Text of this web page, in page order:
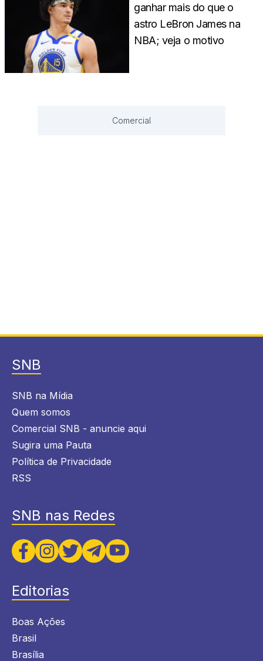
ganhar mais do que o
astro LeBron James na
NBA; veja o motivo
Comercial
SNB
SNB na Mídia
Quem somos
Comercial SNB - anuncie aqui
Sugira uma Pauta
Política de Privacidade
RSS
SNB nas Redes
Editorias
Boas Ações
Brasil
Brasília